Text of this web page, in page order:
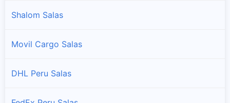
Shalom Salas
Movil Cargo Salas
DHL Peru Salas